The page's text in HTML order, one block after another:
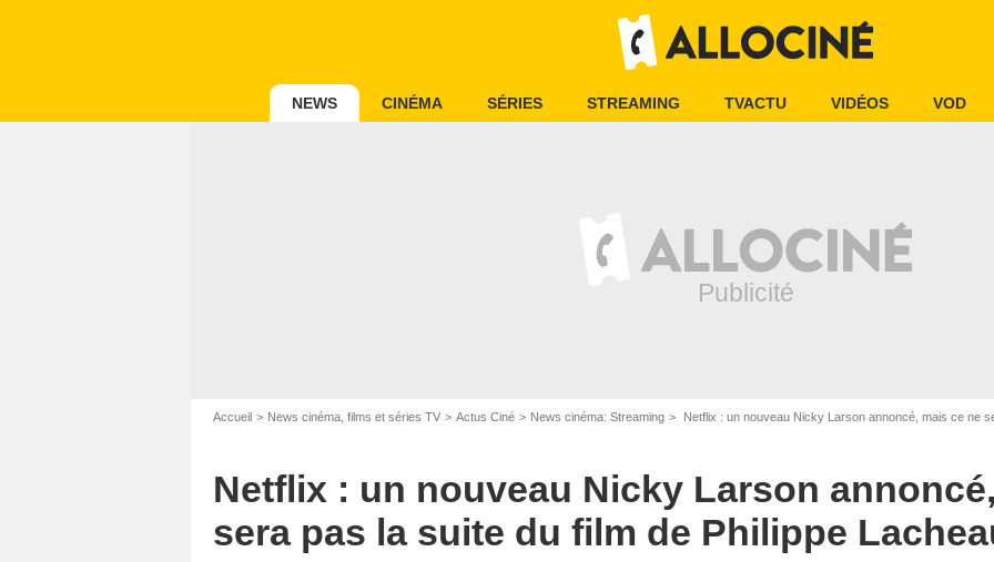
NEWS CINÉMA SÉRIES STREAMING TVACTU VIDÉOS VOD
Accueil News cinéma, films et séries TV Actus Ciné News cinéma: Streaming Netflix : un nouveau Nicky Larson annoncé, mais ce ne
Netflix : un nouveau Nicky Larson
sera pas la suite du film de Philippe